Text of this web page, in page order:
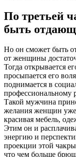
По третьей
быть
Но он сможет быть
от женщины
Тогда открывается
просыпается его
поднимается в
профессиональному
Такой мужчина
желания женщин
красивая мебель,
Этим он и
энергию и
проекции этой
что чем больше